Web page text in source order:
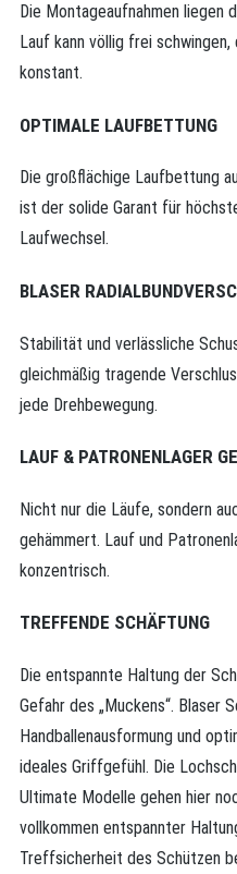
Die Montageaufnahmen liegen
Lauf kann völlig frei
konstant.
OPTIMALE LAUFBETTUNG
Die großflächige Laufbettung
ist der solide Garant für
Laufwechsel.
BLASER
Stabilität und verlässliche
gleichmäßig tragende
jede Dreh­bewegung.
LAUF & PATRONENLAGER
Nicht nur die Läufe, sondern
gehämmert. Lauf und
konzentrisch.
TREFFENDE SCHÄFTUNG
Die entspannte Haltung der
Gefahr des „Muckens“. Blaser
Handballenausformung und
ideales Griffgefühl. Die
Ultimate Modelle gehen hier
vollkommen entspannter
Treffsicherheit des Schützen